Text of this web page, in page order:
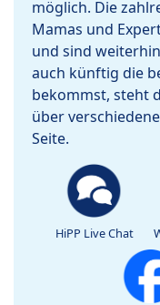
möglich. Die
Mamas und
und sind
auch künftig die
bekommst, steht
über
Seite.
HiPP Live Chat